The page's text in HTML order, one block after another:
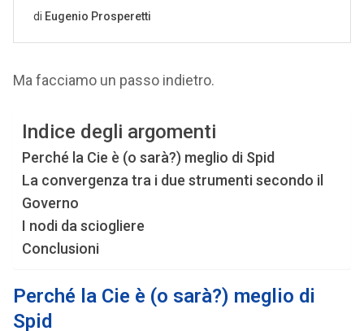
Ma facciamo un passo indietro.
Indice degli argomenti
Perché la Cie è (o sarà?) meglio di Spid
La convergenza tra i due strumenti secondo il
Governo
I nodi da sciogliere
Conclusioni
Perché la Cie è (o sarà?) meglio di
Spid